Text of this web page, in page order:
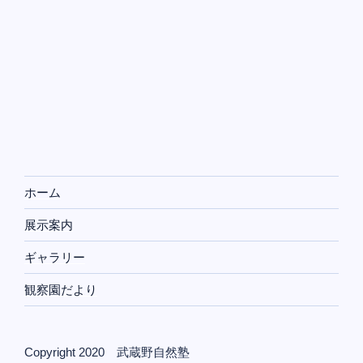
ホーム
展示案内
ギャラリー
観察園だより
Copyright 2020 武蔵野自然塾